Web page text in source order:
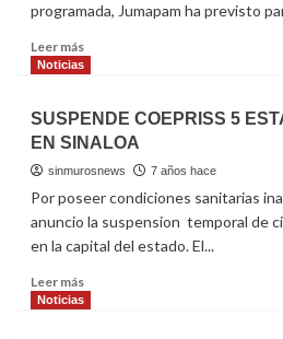
programada, Jumapam ha previsto
Leer másRead
more
precauciones,
no
habrá
algunas
horas
miércoles
Noticias
SUSPENDE COEPRISS 5
EN SINALOA
sinmurosnews 7 años hace
Por poseer condiciones sanitarias
anuncio la suspension temporal de
en la capital del estado. El...
Leer másRead
more
Noticias